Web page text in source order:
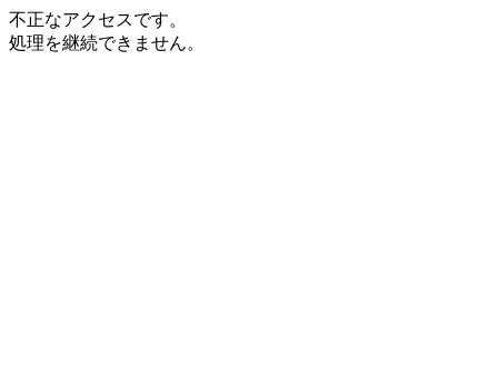
不正なアクセスです。
処理を継続できません。